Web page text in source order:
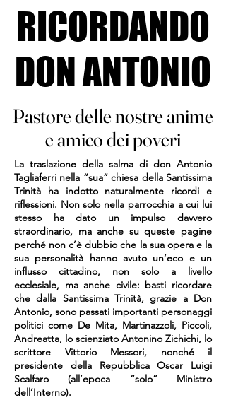
RICORDANDO
DON ANTONIO
RICORDANDO
DON ANTONIO
Pastore delle nostre anime
e amico dei poveri
Pastore delle nostre anime
e amico dei poveri
La traslazione della salma di don Antonio
Tagliaferri nella “sua” chiesa della Santissima
Trinità ha indotto naturalmente ricordi e
riflessioni. Non solo nella parrocchia a cui lui
stesso ha dato un impulso davvero
straordinario, ma anche su queste pagine
perché non c’è dubbio che la sua opera e la
sua personalità hanno avuto un’eco e un
influsso cittadino, non solo a livello
ecclesiale, ma anche civile: basti ricordare
che dalla Santissima Trinità, grazie a Don
Antonio, sono passati importanti personaggi
politici come De Mita, Martinazzoli, Piccoli,
Andreatta, lo scienziato Antonino Zichichi, lo
scrittore Vittorio Messori, nonché il
presidente della Repubblica Oscar Luigi
Scalfaro (all’epoca “solo” Ministro
dell’Interno).